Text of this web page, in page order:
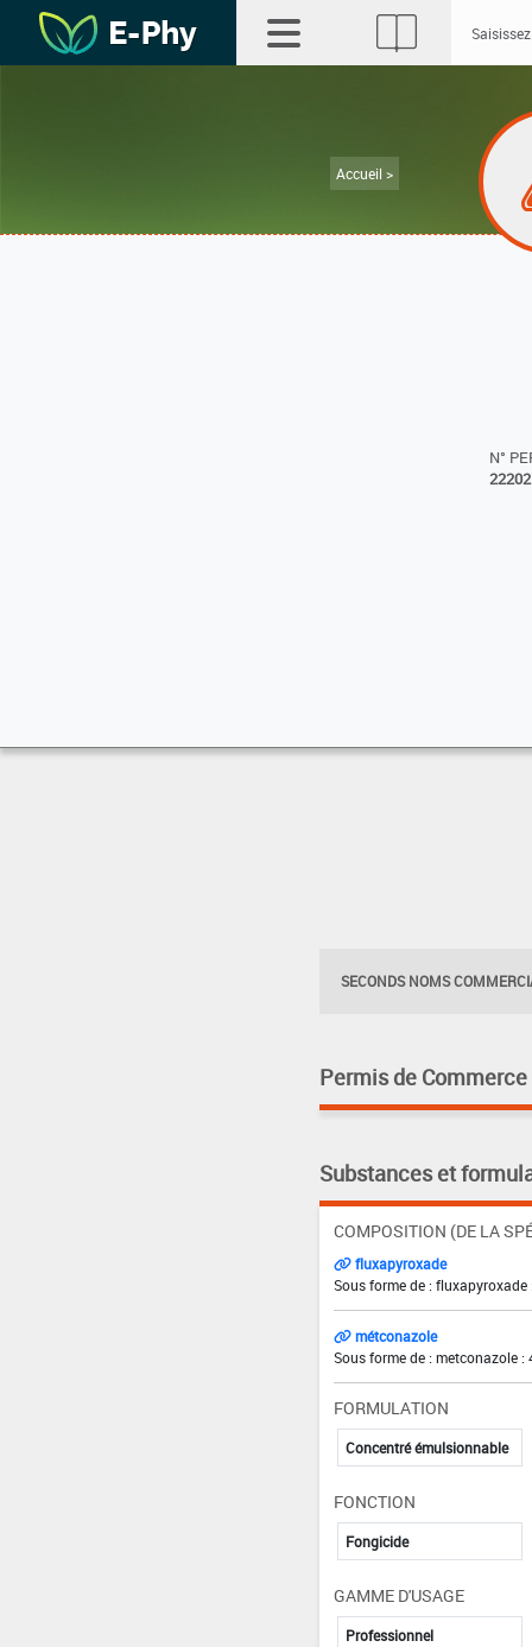
Accueil >
N°
SECONDS NOMS
Permis de
Substances et
COMPOSITION (DE LA
fluxapyroxade
Sous forme de : fluxapyroxade
métconazole
Sous forme de : metconazole :
FORMULATION
Concentré émulsionnable
FONCTION
Fongicide
GAMME D'USAGE
Professionnel